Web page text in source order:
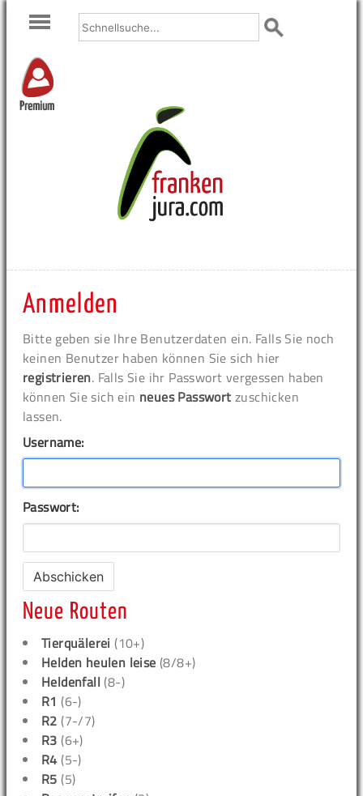
Premium
Anmelden
Bitte geben sie Ihre Benutzerdaten ein. Falls Sie noch
keinen Benutzer haben können Sie sich hier
registrieren. Falls Sie ihr Passwort vergessen haben
können Sie sich ein neues Passwort zuschicken
lassen.
Username:
Passwort:
Neue Routen
Tierquälerei (10+)
Helden heulen leise (8/8+)
Heldenfall (8-)
R1 (6-)
R2 (7-/7)
R3 (6+)
R4 (5-)
R5 (5)